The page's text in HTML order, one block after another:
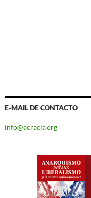
E-MAIL DE CONTACTO
info@acracia.org